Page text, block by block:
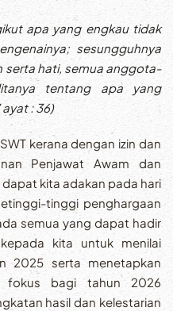
apa yang engkau tidak
sesungguhnya
serta hati, semua anggota-
tentang apa yang
: 36)
kerana dengan izin dan
Penjawat Awam dan
kita adakan pada hari
tinggi penghargaan
semua yang dapat hadir
kita untuk menilai
2025 serta menetapkan
fokus bagi tahun 2026
hasil dan kelestarian